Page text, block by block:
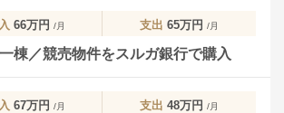
66万円 /月 支出 65万円 /月
棟／競売物件をスルガ銀行で購入
67万円 /月 支出 48万円 /月